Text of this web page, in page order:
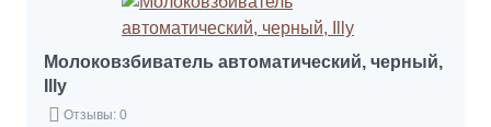
Молоковзбиватель автоматический, черный,
Illy
Отзывы: 0